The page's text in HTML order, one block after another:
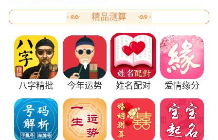
精品测算
八字精批 今年运势 姓名配对 爱情缘分